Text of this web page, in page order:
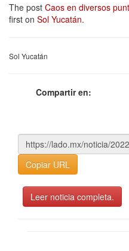
The post Caos en diversos
first on Sol Yucatán.
Sol Yucatán
Compartir en:
Copiar URL
Leer noticia completa.